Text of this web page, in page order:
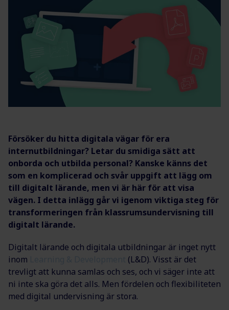
Försöker du hitta digitala vägar för era
internutbildningar? Letar du smidiga sätt att
onborda och utbilda personal? Kanske känns det
som en komplicerad och svår uppgift att lägg om
till digitalt lärande, men vi är här för att visa
vägen. I detta inlägg går vi igenom viktiga steg för
transformeringen från klassrumsundervisning till
digitalt lärande.
Digitalt lärande och digitala utbildningar är inget nytt
inom
(L&D). Visst är det
trevligt att kunna samlas och ses, och vi säger inte att
ni inte ska göra det alls. Men fördelen och flexibiliteten
med digital undervisning är stora.